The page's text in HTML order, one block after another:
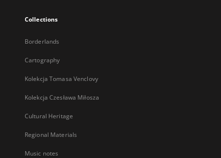
Collections
Borderlands
Cartography
Kolekcja Tomasa Venclovy
Kolekcja Czesława Miłosza
Cultural Heritage
Regional Materials
Music notes